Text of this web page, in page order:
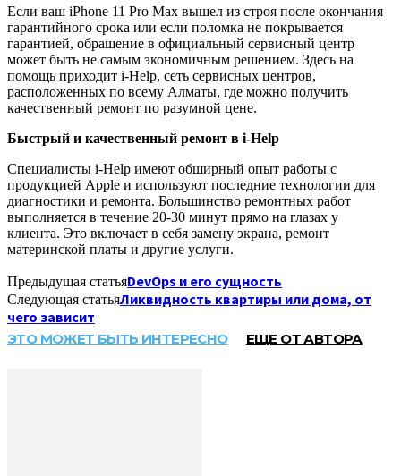
Если ваш iPhone 11 Pro Max вышел из строя после окончания
гарантийного срока или если поломка не покрывается
гарантией, обращение в официальный сервисный центр
может быть не самым экономичным решением. Здесь на
помощь приходит i-Help, сеть сервисных центров,
расположенных по всему Алматы, где можно получить
качественный ремонт по разумной цене.
Быстрый и качественный ремонт в i-Help
Специалисты i-Help имеют обширный опыт работы с
продукцией Apple и используют последние технологии для
диагностики и ремонта. Большинство ремонтных работ
выполняется в течение 20-30 минут прямо на глазах у
клиента. Это включает в себя замену экрана, ремонт
материнской платы и другие услуги.
Предыдущая статьяDevOps и его сущность
Следующая статьяЛиквидность квартиры или дома, от
чего зависит
ЭТО МОЖЕТ БЫТЬ ИНТЕРЕСНО ЕЩЕ ОТ АВТОРА